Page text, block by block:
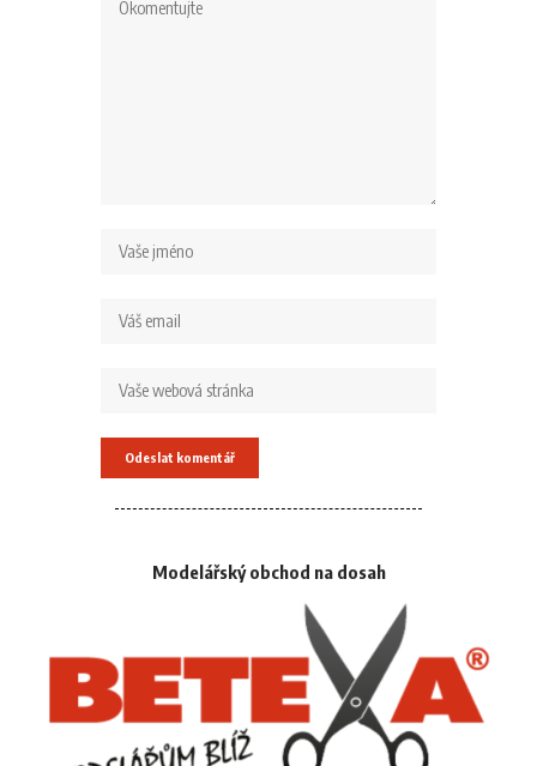
Modelářský obchod na dosah